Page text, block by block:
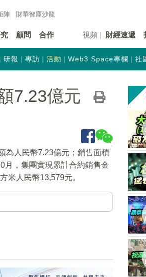
陣 財華智庫沙龍
顧問 合作 視頻 財經速遞
研報 專訪 活動 Web3 Space專欄 社
7.23億元
為人民幣7.23億元；銷售面積
月，集團實現累計合約銷售金
米人民幣13,579元。